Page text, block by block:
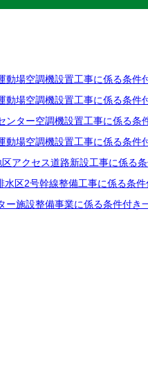
動場空調機設置工事に係る条件
動場空調機設置工事に係る条件
ンター空調機設置工事に係る条
動場空調機設置工事に係る条件
アクセス道路新設工事に係る
水区2号幹線整備工事に係る条
ー施設整備事業に係る条件付き